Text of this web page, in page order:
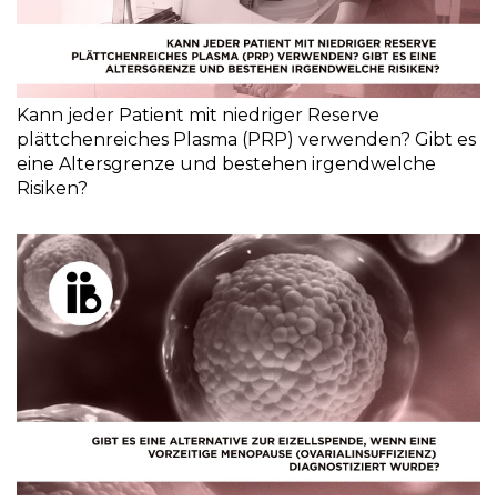
Kann jeder Patient mit niedriger Reserve
plättchenreiches Plasma (PRP) verwenden? Gibt es
eine Altersgrenze und bestehen irgendwelche
Risiken?